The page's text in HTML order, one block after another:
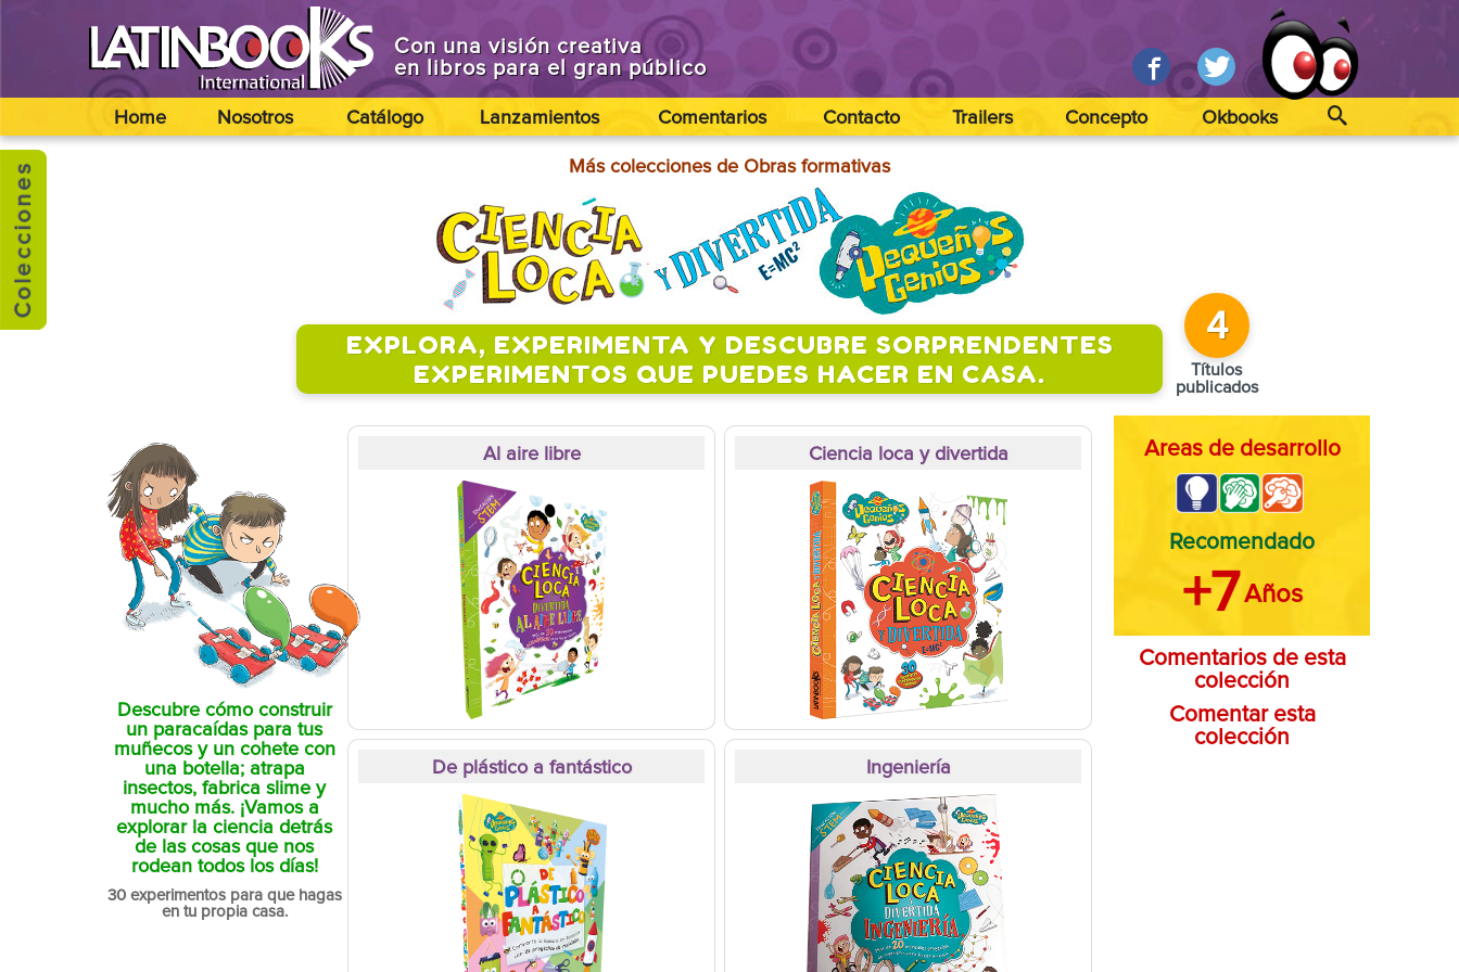
Con una visión creativa
en libros para el gran público
Home Nosotros Catálogo Lanzamientos Comentarios Contacto Trailers Concepto Okbooks
Más colecciones de Obras formativas
EXPLORA, EXPERIMENTA Y DESCUBRE SORPRENDENTES
EXPERIMENTOS QUE PUEDES HACER EN CASA.
4
Títulos
publicados
Al aire libre Ciencia loca y divertida
De plástico a fantástico Ingeniería
Descubre cómo construir
un paracaídas para tus
muñecos y un cohete con
una botella; atrapa
insectos, fabrica slime y
mucho más. ¡Vamos a
explorar la ciencia detrás
de las cosas que nos
rodean todos los días!
30 experimentos para que hagas
en tu propia casa.
Areas de desarrollo
Recomendado
+7Años
Comentarios de esta
colección
Comentar esta
colección